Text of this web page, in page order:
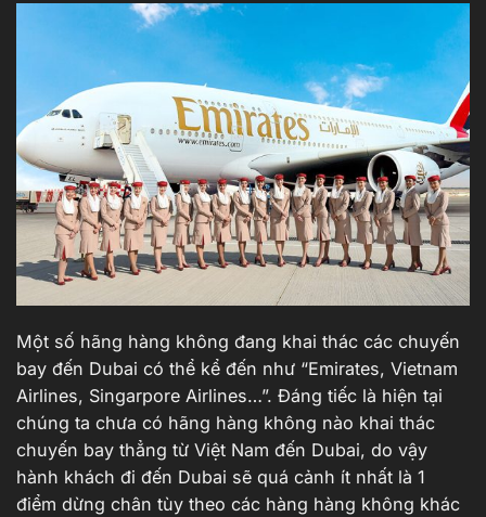
Một số hãng hàng không đang khai thác các chuyến
bay đến Dubai có thể kể đến như “Emirates, Vietnam
Airlines, Singarpore Airlines…”. Đáng tiếc là hiện tại
chúng ta chưa có hãng hàng không nào khai thác
chuyến bay thẳng từ Việt Nam đến Dubai, do vậy
hành khách đi đến Dubai sẽ quá cảnh ít nhất là 1
điểm dừng chân tùy theo các hàng hàng không khác